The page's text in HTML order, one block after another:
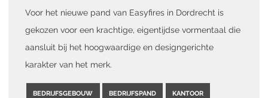
Voor het nieuwe pand van Easyfires in Dordrecht is
gekozen voor een krachtige, eigentijdse vormentaal die
aansluit bij het hoogwaardige en designgerichte
karakter van het merk.
BEDRIJFSGEBOUW BEDRIJFSPAND KANTOOR